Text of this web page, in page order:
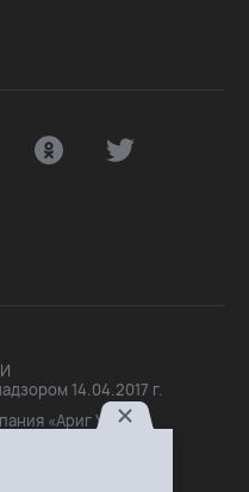
14.04.2017 г.
«Ариг Ус»,
О.Б.